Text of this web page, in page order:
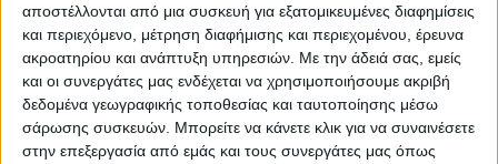
αποστέλλονται από μια συσκευή για εξατομικευμένες διαφημίσεις
και περιεχόμενο, μέτρηση διαφήμισης και περιεχομένου, έρευνα
ακροατηρίου και ανάπτυξη υπηρεσιών. Με την άδειά σας, εμείς
και οι συνεργάτες μας ενδέχεται να χρησιμοποιήσουμε ακριβή
δεδομένα γεωγραφικής τοποθεσίας και ταυτοποίησης μέσω
σάρωσης συσκευών. Μπορείτε να κάνετε κλικ για να συναινέσετε
στην επεξεργασία από εμάς και τους συνεργάτες μας όπως
VIDEO ΤΗΣ ΘΕΣΣΑΛΙΑΣ
Οι 9 άξονες Κουρέτα για να "σωθεί" η
Θεσσαλία από την λειψυδρία